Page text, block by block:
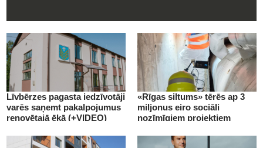
Līvbērzes pagasta iedzīvotāji
varēs saņemt pakalpojumus
renovētajā ēkā (+VIDEO)
«Rīgas siltums» tērēs ap 3
miljonus eiro sociāli
nozīmīgiem projektiem